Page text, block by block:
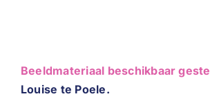
Beeldmateriaal beschikbaar
Louise te Poele.